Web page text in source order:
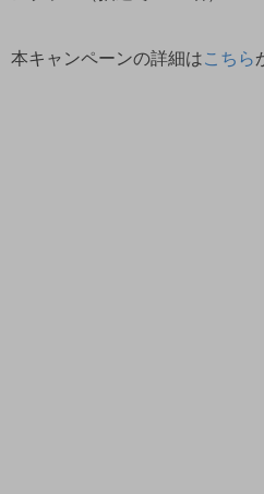
本キャンペーンの詳細はこちら